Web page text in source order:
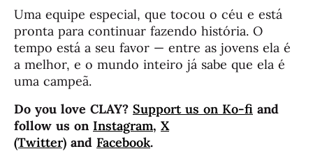
Uma equipe especial, que tocou o céu e está
pronta para continuar fazendo história. O
tempo está a seu favor — entre as jovens ela é
a melhor, e o mundo inteiro já sabe que ela é
uma campeã.
Do you love CLAY? Support us on Ko-fi and
follow us on Instagram, X
(Twitter) and Facebook.